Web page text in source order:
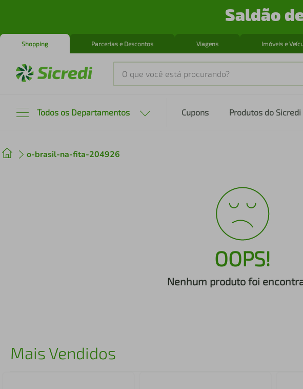
Saldão
Shopping Parcerias e Descontos Viagens Imóveis e
O que você está procurando?
Todos os Departamentos Cupons Produtos do Sicredi
o-brasil-na-fita-204926
OOPS!
Nenhum produto foi
Mais Vendidos
2º cafeteira